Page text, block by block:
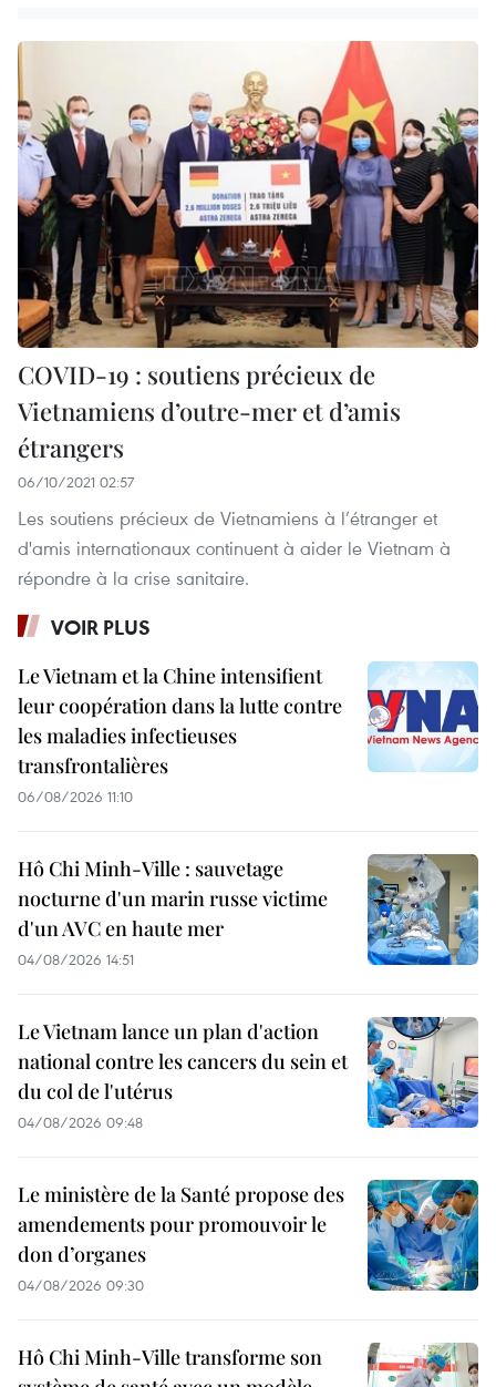
COVID-19 : soutiens précieux de
Vietnamiens d’outre-mer et d’amis
étrangers
06/10/2021 02:57
Les soutiens précieux de Vietnamiens à l’étranger et
d'amis internationaux continuent à aider le Vietnam à
répondre à la crise sanitaire.
VOIR PLUS
Le Vietnam et la Chine intensifient
leur coopération dans la lutte contre
les maladies infectieuses
transfrontalières
06/08/2026 11:10
Hô Chi Minh-Ville : sauvetage
nocturne d'un marin russe victime
d'un AVC en haute mer
04/08/2026 14:51
Le Vietnam lance un plan d'action
national contre les cancers du sein et
du col de l'utérus
04/08/2026 09:48
Le ministère de la Santé propose des
amendements pour promouvoir le
don d’organes
04/08/2026 09:30
Hô Chi Minh-Ville transforme son